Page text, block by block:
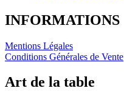
INFORMATIONS
Mentions Légales
Conditions Générales de Vente
Art de la table